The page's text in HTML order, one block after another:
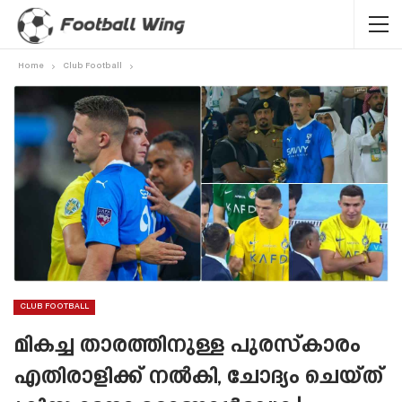
Home Club Football
CLUB FOOTBALL
മികച്ച താരത്തിനുള്ള പുരസ്‌കാരം
എതിരാളിക്ക് നൽകി, ചോദ്യം ചെയ്‌ത്‌